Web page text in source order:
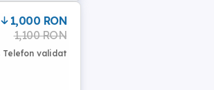
1,000 RON
1,100 RON
Telefon validat